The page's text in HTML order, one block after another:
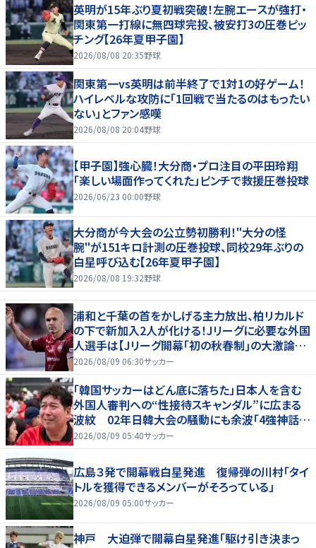
英明が15年ぶり夏初戦突破！左腕エースが強打・
関東第一打線に無四球完投、被安打3の圧巻ピッ
チング【26年夏甲子園】
2026/08/08 20:35野球
関東第一vs英明は前半終了で1対1の好ゲーム！
ハイレベルな攻防に「1回戦で当たるのはもったい
ない」とファン感嘆
2026/08/08 20:04野球
【甲子園】強心臓！大分商・プロ注目の平田玲翔
「楽しい場面作ってくれた」ピンチで救援圧巻投球
2026/06/23 00:00野球
大分商が今大会の公立勢初勝利！"大分の怪
腕"が151キロ計測の圧巻投球、同校29年ぶりの
白星呼び込む【26年夏甲子園】
2026/08/08 19:32野球
浦和と千葉の首をかしげる主力放出、柏リカルド
の下で新加入2人が化ける！Jリーグに必要な外国
人選手は【Jリーグ開幕｢初の秋春制｣の大激論】
(4)
2026/08/09 06:30サッカー
「韓国サッカーはどん底に落ちた」日本人を含む
外国人審判への“性接待スキャンダル”に広まる
波紋 02年日韓大会の騒動にも余波「4強神話も
疑われる」
2026/08/09 05:40サッカー
広島３発で開幕戦白星発進 復帰弾の川村「タイ
トルを獲得できるメンバーがそろっている」
2026/08/09 05:00サッカー
神戸 大迫弾で開幕白星発進「駆け引き決まっ